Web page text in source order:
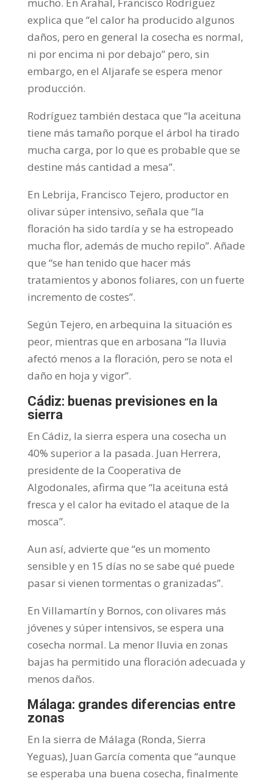
explica que “el calor ha producido algunos
daños, pero en general la cosecha es normal,
ni por encima ni por debajo” pero, sin
embargo, en el Aljarafe se espera menor
producción.
Rodríguez también destaca que “la aceituna
tiene más tamaño porque el árbol ha tirado
mucha carga, por lo que es probable que se
destine más cantidad a mesa”.
En Lebrija, Francisco Tejero, productor en
olivar súper intensivo, señala que “la
floración ha sido tardía y se ha estropeado
mucha flor, además de mucho repilo”. Añade
que “se han tenido que hacer más
tratamientos y abonos foliares, con un fuerte
incremento de costes”.
Según Tejero, en arbequina la situación es
peor, mientras que en arbosana “la lluvia
afectó menos a la floración, pero se nota el
daño en hoja y vigor”.
Cádiz: buenas previsiones en la
sierra
En Cádiz, la sierra espera una cosecha un
40% superior a la pasada. Juan Herrera,
presidente de la Cooperativa de
Algodonales, afirma que “la aceituna está
fresca y el calor ha evitado el ataque de la
mosca”.
Aun así, advierte que “es un momento
sensible y en 15 días no se sabe qué puede
pasar si vienen tormentas o granizadas”.
En Villamartín y Bornos, con olivares más
jóvenes y súper intensivos, se espera una
cosecha normal. La menor lluvia en zonas
bajas ha permitido una floración adecuada y
menos daños.
Málaga: grandes diferencias entre
zonas
En la sierra de Málaga (Ronda, Sierra
Yeguas), Juan García comenta que “aunque
se esperaba una buena cosecha, finalmente